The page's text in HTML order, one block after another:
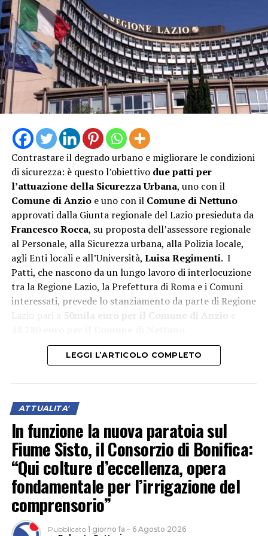
Contrastare il degrado urbano e migliorare le condizioni
di sicurezza: è questo l’obiettivo due patti per
l’attuazione della Sicurezza Urbana, uno con il
Comune di Anzioe uno con il Comune di Nettuno
approvati dalla Giunta regionale del Lazio presieduta da
Francesco Rocca, su proposta dell’assessore regionale
al Personale, alla Sicurezza urbana, alla Polizia locale,
agli Enti locali e all’Università, Luisa Regimenti. I
Patti, che nascono da un lungo lavoro di interlocuzione
tra la Regione Lazio, la Prefettura di Roma e i Comuni
interessati, prevede lo stanziamento da parte di Regione
Lazio pari a
50mila euro per il Comune di Anzio e
I Patti Sicurezza promuoveranno una collaborazione
sinergica tra Prefettura, Regione e Comune per
LEGGI L’ARTICOLO COMPLETO
ATTUALITA'
In funzione la nuova paratoia sul
Fiume Sisto, il Consorzio di Bonifica:
“Qui colture d’eccellenza, opera
fondamentale per l’irrigazione del
comprensorio”
Pubblicato 1 giorno fa – 6 Agosto 2026